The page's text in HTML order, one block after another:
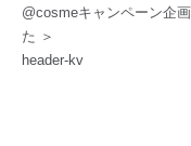
@cosmeキャンペーン企
た ＞
header-kv